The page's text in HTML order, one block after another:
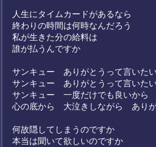
人生にタイムカードがあるなら
終わりの時間は何時なんだろう
私が生きた分の給料は
誰が払うんですか
サンキュー ありがとうって言いた
サンキュー ありがとうって言いた
サンキュー 一度だけでも良いから
心の底から 大泣きしながら あり
何故隠してしまうのですか
本当は聞いて欲しいのですか